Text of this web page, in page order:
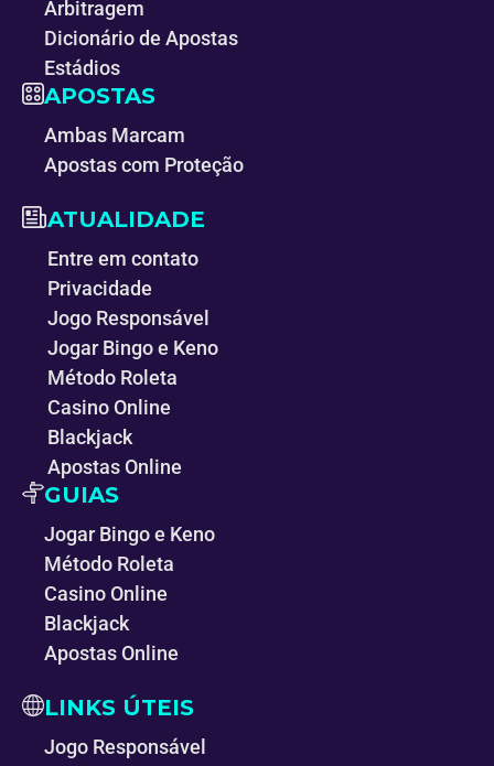
Arbitragem
Dicionário de Apostas
Estádios
APOSTAS
Ambas Marcam
Apostas com Proteção
ATUALIDADE
Entre em contato
Privacidade
Jogo Responsável
Jogar Bingo e Keno
Método Roleta
Casino Online
Blackjack
Apostas Online
GUIAS
Jogar Bingo e Keno
Método Roleta
Casino Online
Blackjack
Apostas Online
LINKS ÚTEIS
Jogo Responsável